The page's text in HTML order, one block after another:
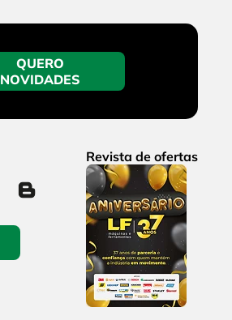
QUERO
NOVIDADES
Revista de ofertas